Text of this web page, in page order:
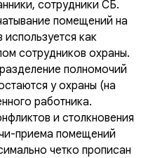
сотрудники СБ.
помещений на
используется как
сотрудников охраны.
полномочий
у охраны (на
работника.
и столкновения
приема помещений
четко прописан